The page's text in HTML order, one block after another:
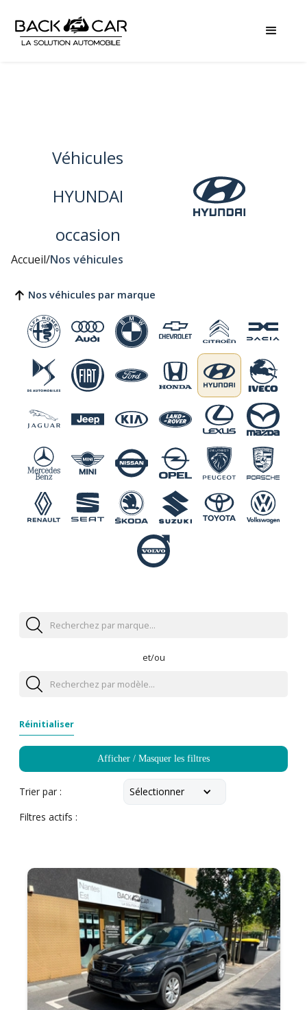
Véhicules
HYUNDAI
occasion
Accueil/Nos véhicules
Nos véhicules par marque
et/ou
Réinitialiser
Afficher / Masquer les filtres
Filtres actifs :
Trier par : Sélectionner